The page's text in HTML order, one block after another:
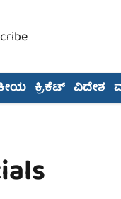
ಕ್ರಿಕೆಟ್ ವಿದೇಶ